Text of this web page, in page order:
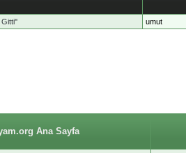
umut
Ana Sayfa